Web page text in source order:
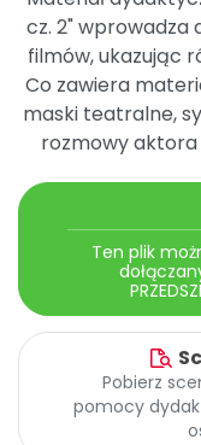
cz. 2" wprowadza
filmów, ukazując
Co zawiera
maski teatralne,
rozmowy aktora
Ten plik
Pobierz
pomocy